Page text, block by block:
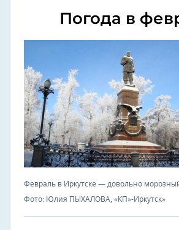
Погода в
Февраль в Иркутске — довольно
Фото: Юлия ПЫХАЛОВА, «КП»-Иркутск»